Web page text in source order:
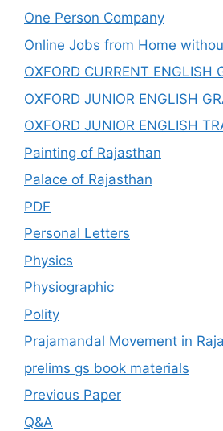
One Person Company
Online Jobs from Home
OXFORD CURRENT ENGLISH
OXFORD JUNIOR ENGLISH
OXFORD JUNIOR ENGLISH
Painting of Rajasthan
Palace of Rajasthan
PDF
Personal Letters
Physics
Physiographic
Polity
Prajamandal Movement in
prelims gs book materials
Previous Paper
Q&A